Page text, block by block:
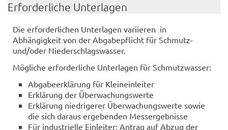
Erforderliche Unterlagen
Die erforderlichen Unterlagen variieren in
Abhängigkeit von der Abgabepflicht für Schmutz-
und/oder Niederschlagswasser.
Mögliche erforderliche Unterlagen für Schmutzwasser:
Abgabeerklärung für Kleineinleiter
Erklärung der Überwachungswerte
Erklärung niedrigerer Überwachungswerte sowie
die sich daraus ergebenden Messergebnisse
Für industrielle Einleiter: Antrag auf Abzug der